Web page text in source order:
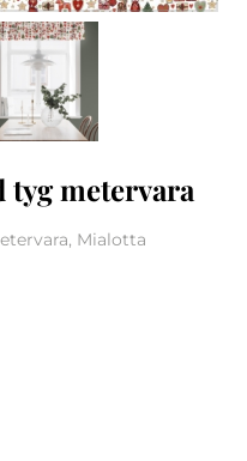
metervara
Mialotta